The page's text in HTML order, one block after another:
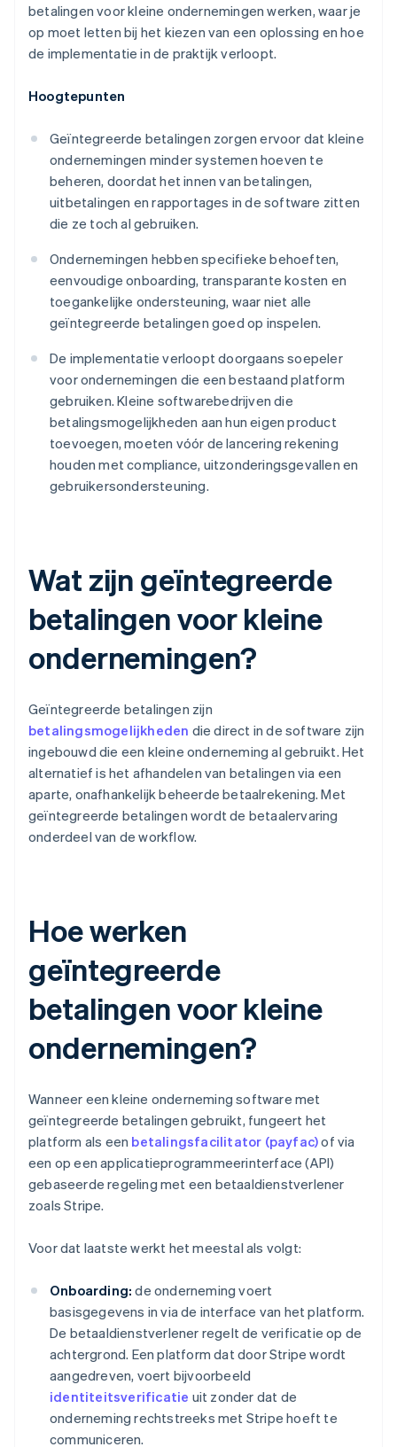
betalingen voor kleine ondernemingen werken, waar je
op moet letten bij het kiezen van een oplossing en hoe
de implementatie in de praktijk verloopt.
Hoogtepunten
Geïntegreerde betalingen zorgen ervoor dat kleine
ondernemingen minder systemen hoeven te
beheren, doordat het innen van betalingen,
uitbetalingen en rapportages in de software zitten
die ze toch al gebruiken.
Ondernemingen hebben specifieke behoeften,
eenvoudige onboarding, transparante kosten en
toegankelijke ondersteuning, waar niet alle
geïntegreerde betalingen goed op inspelen.
De implementatie verloopt doorgaans soepeler
voor ondernemingen die een bestaand platform
gebruiken. Kleine softwarebedrijven die
betalingsmogelijkheden aan hun eigen product
toevoegen, moeten vóór de lancering rekening
houden met compliance, uitzonderingsgevallen en
gebruikersondersteuning.
Wat zijn geïntegreerde
betalingen voor kleine
ondernemingen?
Geïntegreerde betalingen zijn
betalingsmogelijkheden die direct in de software zijn
ingebouwd die een kleine onderneming al gebruikt. Het
alternatief is het afhandelen van betalingen via een
aparte, onafhankelijk beheerde betaalrekening. Met
geïntegreerde betalingen wordt de betaalervaring
onderdeel van de workflow.
Hoe werken
geïntegreerde
betalingen voor kleine
ondernemingen?
Wanneer een kleine onderneming software met
geïntegreerde betalingen gebruikt, fungeert het
platform als een betalingsfacilitator (payfac)of via
een op een applicatieprogrammeerinterface (API)
gebaseerde regeling met een betaaldienstverlener
zoals Stripe.
Voor dat laatste werkt het meestal als volgt:
Onboarding: de onderneming voert
basisgegevens in via de interface van het platform.
De betaaldienstverlener regelt de verificatie op de
achtergrond. Een platform dat door Stripe wordt
aangedreven, voert bijvoorbeeld
identiteitsverificatie uit zonder dat de
onderneming rechtstreeks met Stripe hoeft te
communiceren.